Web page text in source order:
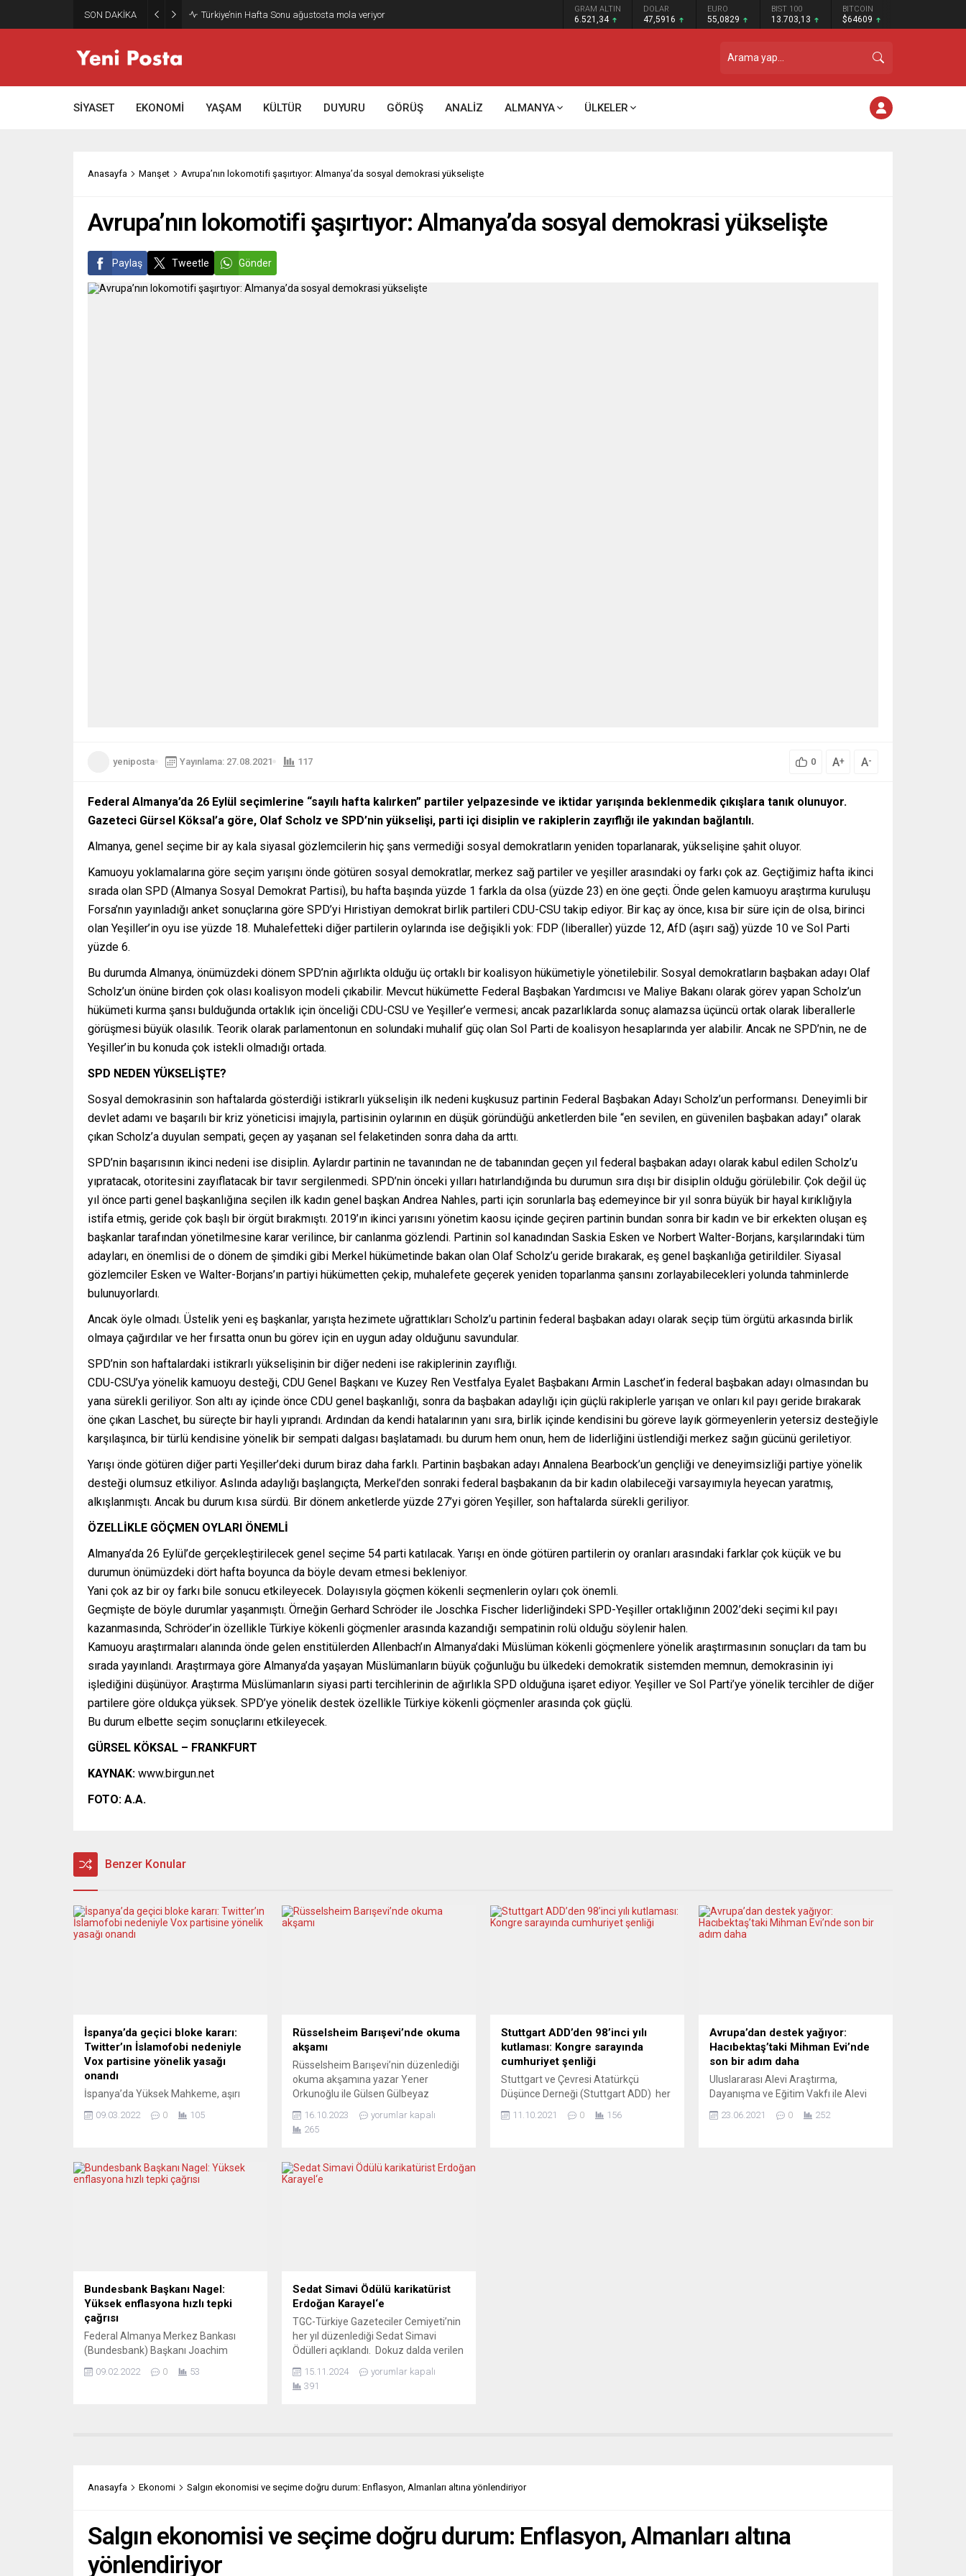
SON DAKİKA Gazze’nin geleceği: Teknokratik kontrol mü, kolonializm mi? GRAM ALTIN
6.521,34
DOLAR
47,5916
EURO
55,0829
BIST 100
13.703,13
BITCOIN
$64609
SİYASET EKONOMİ YAŞAM KÜLTÜR DUYURU GÖRÜŞ ANALİZ ALMANYA ÜLKELER
Anasayfa Manşet Avrupa’nın lokomotifi şaşırtıyor: Almanya’da sosyal demokrasi yükselişte
Avrupa’nın lokomotifi şaşırtıyor: Almanya’da sosyal demokrasi yükselişte
Paylaş Tweetle Gönder
yeniposta Yayınlama: 27.08.2021 117 0 A+ A-
Federal Almanya’da 26 Eylül seçimlerine “sayılı hafta kalırken” partiler yelpazesinde ve iktidar yarışında beklenmedik çıkışlara tanık olunuyor.
Gazeteci Gürsel Köksal’a göre, Olaf Scholz ve SPD’nin yükselişi, parti içi disiplin ve rakiplerin zayıflığı ile yakından bağlantılı.
Almanya, genel seçime bir ay kala siyasal gözlemcilerin hiç şans vermediği sosyal demokratların yeniden toparlanarak, yükselişine şahit oluyor.
Kamuoyu yoklamalarına göre seçim yarışını önde götüren sosyal demokratlar, merkez sağ partiler ve yeşiller arasındaki oy farkı çok az. Geçtiğimiz hafta ikinci
sırada olan SPD (Almanya Sosyal Demokrat Partisi), bu hafta başında yüzde 1 farkla da olsa (yüzde 23) en öne geçti. Önde gelen kamuoyu araştırma kuruluşu
Forsa’nın yayınladığı anket sonuçlarına göre SPD’yi Hıristiyan demokrat birlik partileri CDU-CSU takip ediyor. Bir kaç ay önce, kısa bir süre için de olsa, birinci
olan Yeşiller’in oyu ise yüzde 18. Muhalefetteki diğer partilerin oylarında ise değişikli yok: FDP (liberaller) yüzde 12, AfD (aşırı sağ) yüzde 10 ve Sol Parti
yüzde 6.
Bu durumda Almanya, önümüzdeki dönem SPD’nin ağırlıkta olduğu üç ortaklı bir koalisyon hükümetiyle yönetilebilir. Sosyal demokratların başbakan adayı Olaf
Scholz’un önüne birden çok olası koalisyon modeli çıkabilir. Mevcut hükümette Federal Başbakan Yardımcısı ve Maliye Bakanı olarak görev yapan Scholz’un
hükümeti kurma şansı bulduğunda ortaklık için önceliği CDU-CSU ve Yeşiller’e vermesi; ancak pazarlıklarda sonuç alamazsa üçüncü ortak olarak liberallerle
görüşmesi büyük olasılık. Teorik olarak parlamentonun en solundaki muhalif güç olan Sol Parti de koalisyon hesaplarında yer alabilir. Ancak ne SPD’nin, ne de
Yeşiller’in bu konuda çok istekli olmadığı ortada.
SPD NEDEN YÜKSELİŞTE?
Sosyal demokrasinin son haftalarda gösterdiği istikrarlı yükselişin ilk nedeni kuşkusuz partinin Federal Başbakan Adayı Scholz’un performansı. Deneyimli bir
devlet adamı ve başarılı bir kriz yöneticisi imajıyla, partisinin oylarının en düşük göründüğü anketlerden bile “en sevilen, en güvenilen başbakan adayı” olarak
çıkan Scholz’a duyulan sempati, geçen ay yaşanan sel felaketinden sonra daha da arttı.
SPD’nin başarısının ikinci nedeni ise disiplin. Aylardır partinin ne tavanından ne de tabanından geçen yıl federal başbakan adayı olarak kabul edilen Scholz’u
yıpratacak, otoritesini zayıflatacak bir tavır sergilenmedi. SPD’nin önceki yılları hatırlandığında bu durumun sıra dışı bir disiplin olduğu görülebilir. Çok değil üç
yıl önce parti genel başkanlığına seçilen ilk kadın genel başkan Andrea Nahles, parti için sorunlarla baş edemeyince bir yıl sonra büyük bir hayal kırıklığıyla
istifa etmiş, geride çok başlı bir örgüt bırakmıştı. 2019’ın ikinci yarısını yönetim kaosu içinde geçiren partinin bundan sonra bir kadın ve bir erkekten oluşan eş
başkanlar tarafından yönetilmesine karar verilince, bir canlanma gözlendi. Partinin sol kanadından Saskia Esken ve Norbert Walter-Borjans, karşılarındaki tüm
adayları, en önemlisi de o dönem de şimdiki gibi Merkel hükümetinde bakan olan Olaf Scholz’u geride bırakarak, eş genel başkanlığa getirildiler. Siyasal
gözlemciler Esken ve Walter-Borjans’ın partiyi hükümetten çekip, muhalefete geçerek yeniden toparlanma şansını zorlayabilecekleri yolunda tahminlerde
bulunuyorlardı.
Ancak öyle olmadı. Üstelik yeni eş başkanlar, yarışta hezimete uğrattıkları Scholz’u partinin federal başbakan adayı olarak seçip tüm örgütü arkasında birlik
olmaya çağırdılar ve her fırsatta onun bu görev için en uygun aday olduğunu savundular.
SPD’nin son haftalardaki istikrarlı yükselişinin bir diğer nedeni ise rakiplerinin zayıflığı.
CDU-CSU’ya yönelik kamuoyu desteği, CDU Genel Başkanı ve Kuzey Ren Vestfalya Eyalet Başbakanı Armin Laschet’in federal başbakan adayı olmasından bu
yana sürekli geriliyor. Son altı ay içinde önce CDU genel başkanlığı, sonra da başbakan adaylığı için güçlü rakiplerle yarışan ve onları kıl payı geride bırakarak
öne çıkan Laschet, bu süreçte bir hayli yıprandı. Ardından da kendi hatalarının yanı sıra, birlik içinde kendisini bu göreve layık görmeyenlerin yetersiz desteğiyle
karşılaşınca, bir türlü kendisine yönelik bir sempati dalgası başlatamadı. bu durum hem onun, hem de liderliğini üstlendiği merkez sağın gücünü geriletiyor.
Yarışı önde götüren diğer parti Yeşiller’deki durum biraz daha farklı. Partinin başbakan adayı Annalena Bearbock’un gençliği ve deneyimsizliği partiye yönelik
desteği olumsuz etkiliyor. Aslında adaylığı başlangıçta, Merkel’den sonraki federal başbakanın da bir kadın olabileceği varsayımıyla heyecan yaratmış,
alkışlanmıştı. Ancak bu durum kısa sürdü. Bir dönem anketlerde yüzde 27’yi gören Yeşiller, son haftalarda sürekli geriliyor.
ÖZELLİKLE GÖÇMEN OYLARI ÖNEMLİ
Almanya’da 26 Eylül’de gerçekleştirilecek genel seçime 54 parti katılacak. Yarışı en önde götüren partilerin oy oranları arasındaki farklar çok küçük ve bu
durumun önümüzdeki dört hafta boyunca da böyle devam etmesi bekleniyor.
Yani çok az bir oy farkı bile sonucu etkileyecek. Dolayısıyla göçmen kökenli seçmenlerin oyları çok önemli.
Geçmişte de böyle durumlar yaşanmıştı. Örneğin Gerhard Schröder ile Joschka Fischer liderliğindeki SPD-Yeşiller ortaklığının 2002’deki seçimi kıl payı
kazanmasında, Schröder’in özellikle Türkiye kökenli göçmenler arasında kazandığı sempatinin rolü olduğu söylenir halen.
Kamuoyu araştırmaları alanında önde gelen enstitülerden Allenbach’ın Almanya’daki Müslüman kökenli göçmenlere yönelik araştırmasının sonuçları da tam bu
sırada yayınlandı. Araştırmaya göre Almanya’da yaşayan Müslümanların büyük çoğunluğu bu ülkedeki demokratik sistemden memnun, demokrasinin iyi
işlediğini düşünüyor. Araştırma Müslümanların siyasi parti tercihlerinin de ağırlıkla SPD olduğuna işaret ediyor. Yeşiller ve Sol Parti’ye yönelik tercihler de diğer
partilere göre oldukça yüksek. SPD’ye yönelik destek özellikle Türkiye kökenli göçmenler arasında çok güçlü.
Bu durum elbette seçim sonuçlarını etkileyecek.
GÜRSEL KÖKSAL – FRANKFURT
KAYNAK: www.birgun.net
FOTO: A.A.
Benzer Konular
İspanya’da geçici bloke kararı:
Twitter’ın İslamofobi nedeniyle
Vox partisine yönelik yasağı
onandı
İspanya’da Yüksek Mahkeme, aşırı
kampanyasında nefret söylemi
bloke edilmesiyle ilgili karara onay
verdi. Yüksek Mahkeme İdari Dairesi,
09.03.2022 0 105
Rüsselsheim Barışevi’nde okuma
akşamı
Rüsselsheim Barışevi’nin düzenlediği
okuma akşamına yazar Yener
Orkunoğlu ile Gülsen Gülbeyaz
Friedenshaus, Hessenring 76, 65428
Rüsselsheim adresinde saat 16’da
Orkunoğlu, Hegel’in Gölgesi,
Bakunin’den Adorna’ya” adlı eseriyle
16.10.2023
yorumlar kapalı
265
Stuttgart ADD’den 98’inci yılı
kutlaması: Kongre sarayında
cumhuriyet şenliği
Stuttgart ve Çevresi Atatürkçü
Düşünce Derneği (Stuttgart ADD) her
Cumhuriyeti’nin kuruluşunu özel bir
11.10.2021 0 156
Avrupa’dan destek yağıyor:
Hacıbektaş’taki Mihman Evi’nde
son bir adım daha
Uluslararası Alevi Araştırma,
Dayanışma ve Eğitim Vakfı ile Alevi
Mihman Evi yaptırmak için başlattığı
23.06.2021 0 252
Bundesbank Başkanı Nagel:
Yüksek enflasyona hızlı tepki
çağrısı
Federal Almanya Merkez Bankası
(Bundesbank) Başkanı Joachim
2022’de yüzde 4’ün önemli ölçüde
süre yüksek kalması nedeniyle bu yıl...
09.02.2022 0 53
Sedat Simavi Ödülü karikatürist
Erdoğan Karayel‘e
TGC-Türkiye Gazeteciler Cemiyeti’nin
her yıl düzenlediği Sedat Simavi
Ödülleri açıklandı. Dokuz dalda verilen
Ödülü”ne Almanya’da çalışmalarını
sürdüren Erdoğan Karayel değer
nedeniyle...
15.11.2024
yorumlar kapalı
391
Anasayfa Ekonomi Salgın ekonomisi ve seçime doğru durum: Enflasyon, Almanları altına yönlendiriyor
Salgın ekonomisi ve seçime doğru durum: Enflasyon, Almanları altına
yönlendiriyor